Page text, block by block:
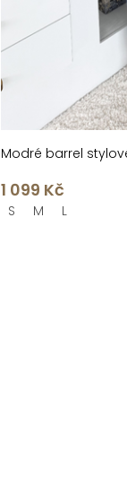
Modré barrel
1 099 Kč
S M L